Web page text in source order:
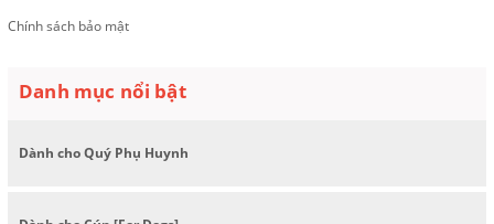
Chính sách bảo mật
Danh mục nổi bật
Dành cho Quý Phụ Huynh